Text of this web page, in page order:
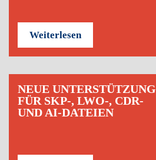
Weiterlesen
NEUE UNTERSTÜTZUNG
FÜR SKP-, LWO-, CDR-
UND AI-DATEIEN